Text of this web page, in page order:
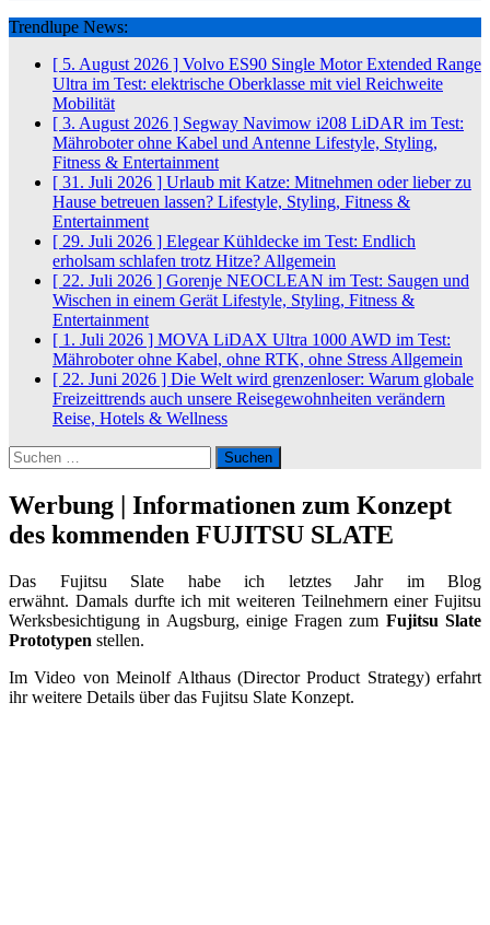
Trendlupe News:
[ 5. August 2026 ] Volvo ES90 Single Motor Extended Range
Ultra im Test: elektrische Oberklasse mit viel Reichweite
Mobilität
[ 3. August 2026 ] Segway Navimow i208 LiDAR im Test:
Mähroboter ohne Kabel und Antenne Lifestyle, Styling,
Fitness & Entertainment
[ 31. Juli 2026 ] Urlaub mit Katze: Mitnehmen oder lieber zu
Hause betreuen lassen? Lifestyle, Styling, Fitness &
Entertainment
[ 29. Juli 2026 ] Elegear Kühldecke im Test: Endlich
erholsam schlafen trotz Hitze? Allgemein
[ 22. Juli 2026 ] Gorenje NEOCLEAN im Test: Saugen und
Wischen in einem Gerät Lifestyle, Styling, Fitness &
Entertainment
[ 1. Juli 2026 ] MOVA LiDAX Ultra 1000 AWD im Test:
Mähroboter ohne Kabel, ohne RTK, ohne Stress Allgemein
[ 22. Juni 2026 ] Die Welt wird grenzenloser: Warum globale
Freizeittrends auch unsere Reisegewohnheiten verändern
Reise, Hotels & Wellness
Suchen
nach:
Werbung | Informationen zum Konzept
des kommenden FUJITSU SLATE
Das Fujitsu Slate habe ich letztes Jahr im Blog
erwähnt. Damals durfte ich mit weiteren Teilnehmern einer Fujitsu
Werksbesichtigung in Augsburg, einige Fragen zum Fujitsu Slate
Prototypen stellen.
Im Video von Meinolf Althaus (Director Product Strategy) erfahrt
ihr weitere Details über das Fujitsu Slate Konzept.